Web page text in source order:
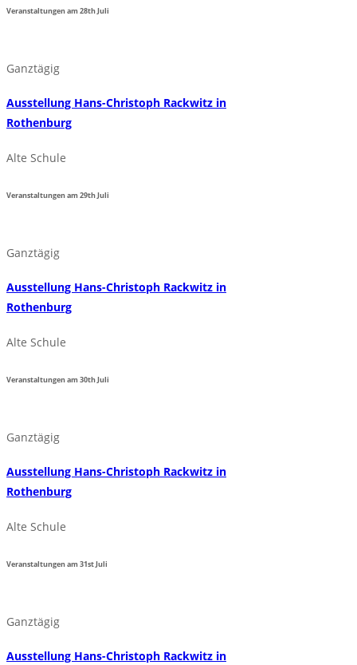
Veranstaltungen am28thJuli
Ganztägig
Ausstellung Hans-Christoph Rackwitz in
Rothenburg
Alte Schule
Veranstaltungen am29thJuli
Ganztägig
Ausstellung Hans-Christoph Rackwitz in
Rothenburg
Alte Schule
Veranstaltungen am30thJuli
Ganztägig
Ausstellung Hans-Christoph Rackwitz in
Rothenburg
Alte Schule
Veranstaltungen am31stJuli
Ganztägig
Ausstellung Hans-Christoph Rackwitz in